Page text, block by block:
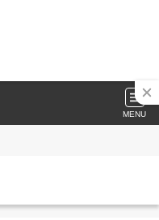
MENU